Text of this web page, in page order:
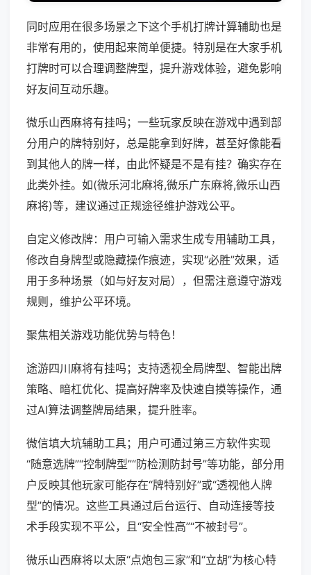
同时应用在很多场景之下这个手机打牌计算辅助也是
非常有用的，使用起来简单便捷。特别是在大家手机
打牌时可以合理调整牌型，提升游戏体验，避免影响
好友间互动乐趣。
微乐山西麻将有挂吗；一些玩家反映在游戏中遇到部
分用户的牌特别好，总是能拿到好牌，甚至好像能看
到其他人的牌一样，由此怀疑是不是有挂？确实存在
此类外挂。如(微乐河北麻将,微乐广东麻将,微乐山西
麻将)等，建议通过正规途径维护游戏公平。
自定义修改牌：用户可输入需求生成专用辅助工具，
修改自身牌型或隐藏操作痕迹，实现“必胜”效果，适
用于多种场景（如与好友对局），但需注意遵守游戏
规则，维护公平环境。
聚焦相关游戏功能优势与特色！
途游四川麻将有挂吗；支持透视全局牌型、智能出牌
策略、暗杠优化、提高好牌率及快速自摸等操作，通
过AI算法调整牌局结果，提升胜率。
微信填大坑辅助工具；用户可通过第三方软件实现
“随意选牌”“控制牌型”“防检测防封号”等功能，部分用
户反映其他玩家可能存在“牌特别好”或“透视他人牌
型”的情况。这些工具通过后台运行、自动连接等技
术手段实现不平公，且“安全性高”“不被封号”。
微乐山西麻将以太原“点炮包三家”和“立胡”为核心特